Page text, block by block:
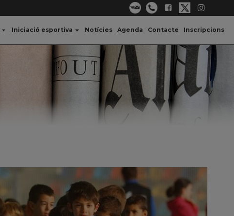
Iniciació esportiva Notícies Agenda Contacte Inscripcions